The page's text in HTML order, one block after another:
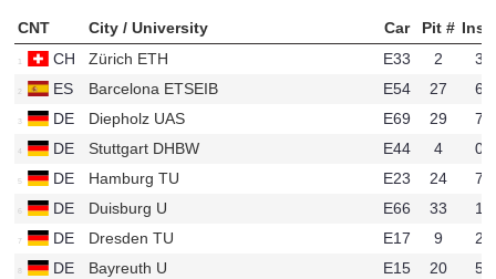
CNT City / University Car Pit #
CH
Zürich ETH E33 2
32
ES
Barcelona ETSEIB E54 27
67
DE
Diepholz UAS E69 29
72
DE
Stuttgart DHBW E44 4
06
DE
Hamburg TU E23 24
71
DE
Duisburg U E66 33
10
DE
Dresden TU E17 9
27
DE
Bayreuth U E15 20
59